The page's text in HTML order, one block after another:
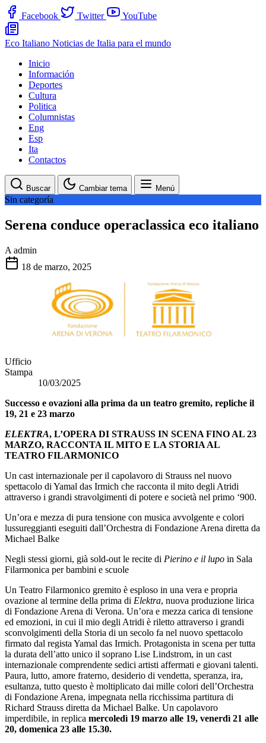
Facebook Twitter YouTube
Eco Italiano Noticias de Italia para el mundo
Inicio
Información
Deportes
Cultura
Politica
Columnistas
Eng
Esp
Ita
Contactos
Buscar Cambiar tema Menú
Sin categoría
Serena conduce operaclassica eco italiano
A admin
18 de marzo, 2025
Ufficio
10/03/2025
Successo e ovazioni alla prima da un teatro gremito, repliche il
19, 21 e 23 marzo
ELEKTRA, L’OPERA DI STRAUSS IN SCENA FINO AL 23
MARZO, RACCONTA IL MITO E LA STORIA AL
TEATRO FILARMONICO
Un cast internazionale per il capolavoro di Strauss nel nuovo
spettacolo di Yamal das Irmich che racconta il mito degli Atridi
attraverso i grandi stravolgimenti di potere e società nel primo ‘900.
Un’ora e mezza di pura tensione con musica avvolgente e colori
lussureggianti eseguiti dall’Orchestra di Fondazione Arena diretta da
Michael Balke
Negli stessi giorni, già sold-out le recite di Pierino e il lupo in Sala
Filarmonica per bambini e scuole
Un Teatro Filarmonico gremito è esploso in una vera e propria
ovazione al termine della prima di Elektra, nuova produzione lirica
di Fondazione Arena di Verona. Un’ora e mezza carica di tensione
ed emozioni, in cui il mio degli Atridi è riletto attraverso i grandi
sconvolgimenti della Storia di un secolo fa nel nuovo spettacolo
firmato dal regista Yamal das Irmich. Protagonista in scena per tutta
la durata dell’atto unico il soprano Lise Lindstrom, in un cast
internazionale comprendente sedici artisti affermati e giovani talenti.
Paura, lutto, amore fraterno, desiderio di vendetta, speranza, ira,
esultanza, tutto questo è moltiplicato dai mille colori dell’Orchestra
di Fondazione Arena, impegnata nella ricchissima partitura di
Richard Strauss diretta da Michael Balke. Un capolavoro
imperdibile, in replica mercoledì 19 marzo alle 19, venerdì 21 alle
20, domenica 23 alle 15.30.